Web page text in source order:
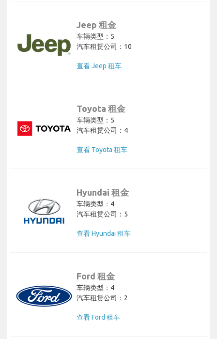
Jeep 租金
车辆类型：5
汽车租赁公司：10
查看 Jeep 租车
Toyota 租金
车辆类型：5
汽车租赁公司：4
查看 Toyota 租车
Hyundai 租金
车辆类型：4
汽车租赁公司：5
查看 Hyundai 租车
Ford 租金
车辆类型：4
汽车租赁公司：2
查看 Ford 租车